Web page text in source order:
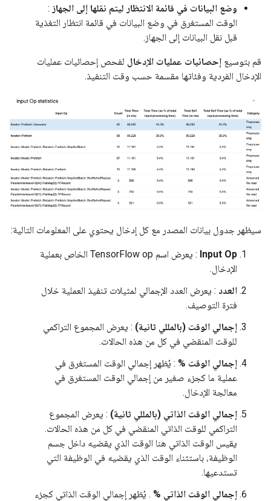
وضع البيانات في قائمة الانتظار ليتم نقلها إلى الجهاز :
الوقت المستغرق في وضع البيانات في قائمة انتظار التغذية
قبل نقل البيانات إلى الجهاز.
قم بتوسيع إحصائيات عمليات الإدخال لفحص إحصائيات عمليات
الإدخال الفردية وفئاتها مقسمة حسب وقت التنفيذ.
سيظهر جدول بيانات المصدر مع كل إدخال يحتوي على المعلومات التالية:
Input Op
: يعرض اسم TensorFlow op الخاص بعملية
الإدخال.
العدد : يعرض العدد الإجمالي لمثيلات تنفيذ العملية خلال
فترة التوصيف.
إجمالي الوقت (بالمللي ثانية) : يعرض المجموع التراكمي
للوقت المنقضي في كل من هذه الحالات.
إجمالي الوقت % : يُظهر إجمالي الوقت المستغرق في
عملية ما كجزء صغير من إجمالي الوقت المستغرق في
معالجة الإدخال.
إجمالي الوقت الذاتي (بالمللي ثانية) : يعرض المجموع
التراكمي للوقت الذاتي المنقضي في كل من هذه الحالات.
يقيس الوقت الذاتي هنا الوقت الذي يقضيه داخل جسم
الوظيفة، باستثناء الوقت الذي يقضيه في الوظيفة التي
تستدعيها.
إجمالي الوقت الذاتي % . يُظهر إجمالي الوقت الذاتي كجزء